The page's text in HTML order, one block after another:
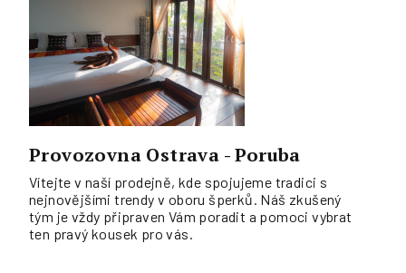
Provozovna Ostrava - Poruba
Vítejte v naší prodejně, kde spojujeme tradici s
nejnovějšími trendy v oboru šperků. Náš zkušený
tým je vždy připraven Vám poradit a pomoci vybrat
ten pravý kousek pro vás.